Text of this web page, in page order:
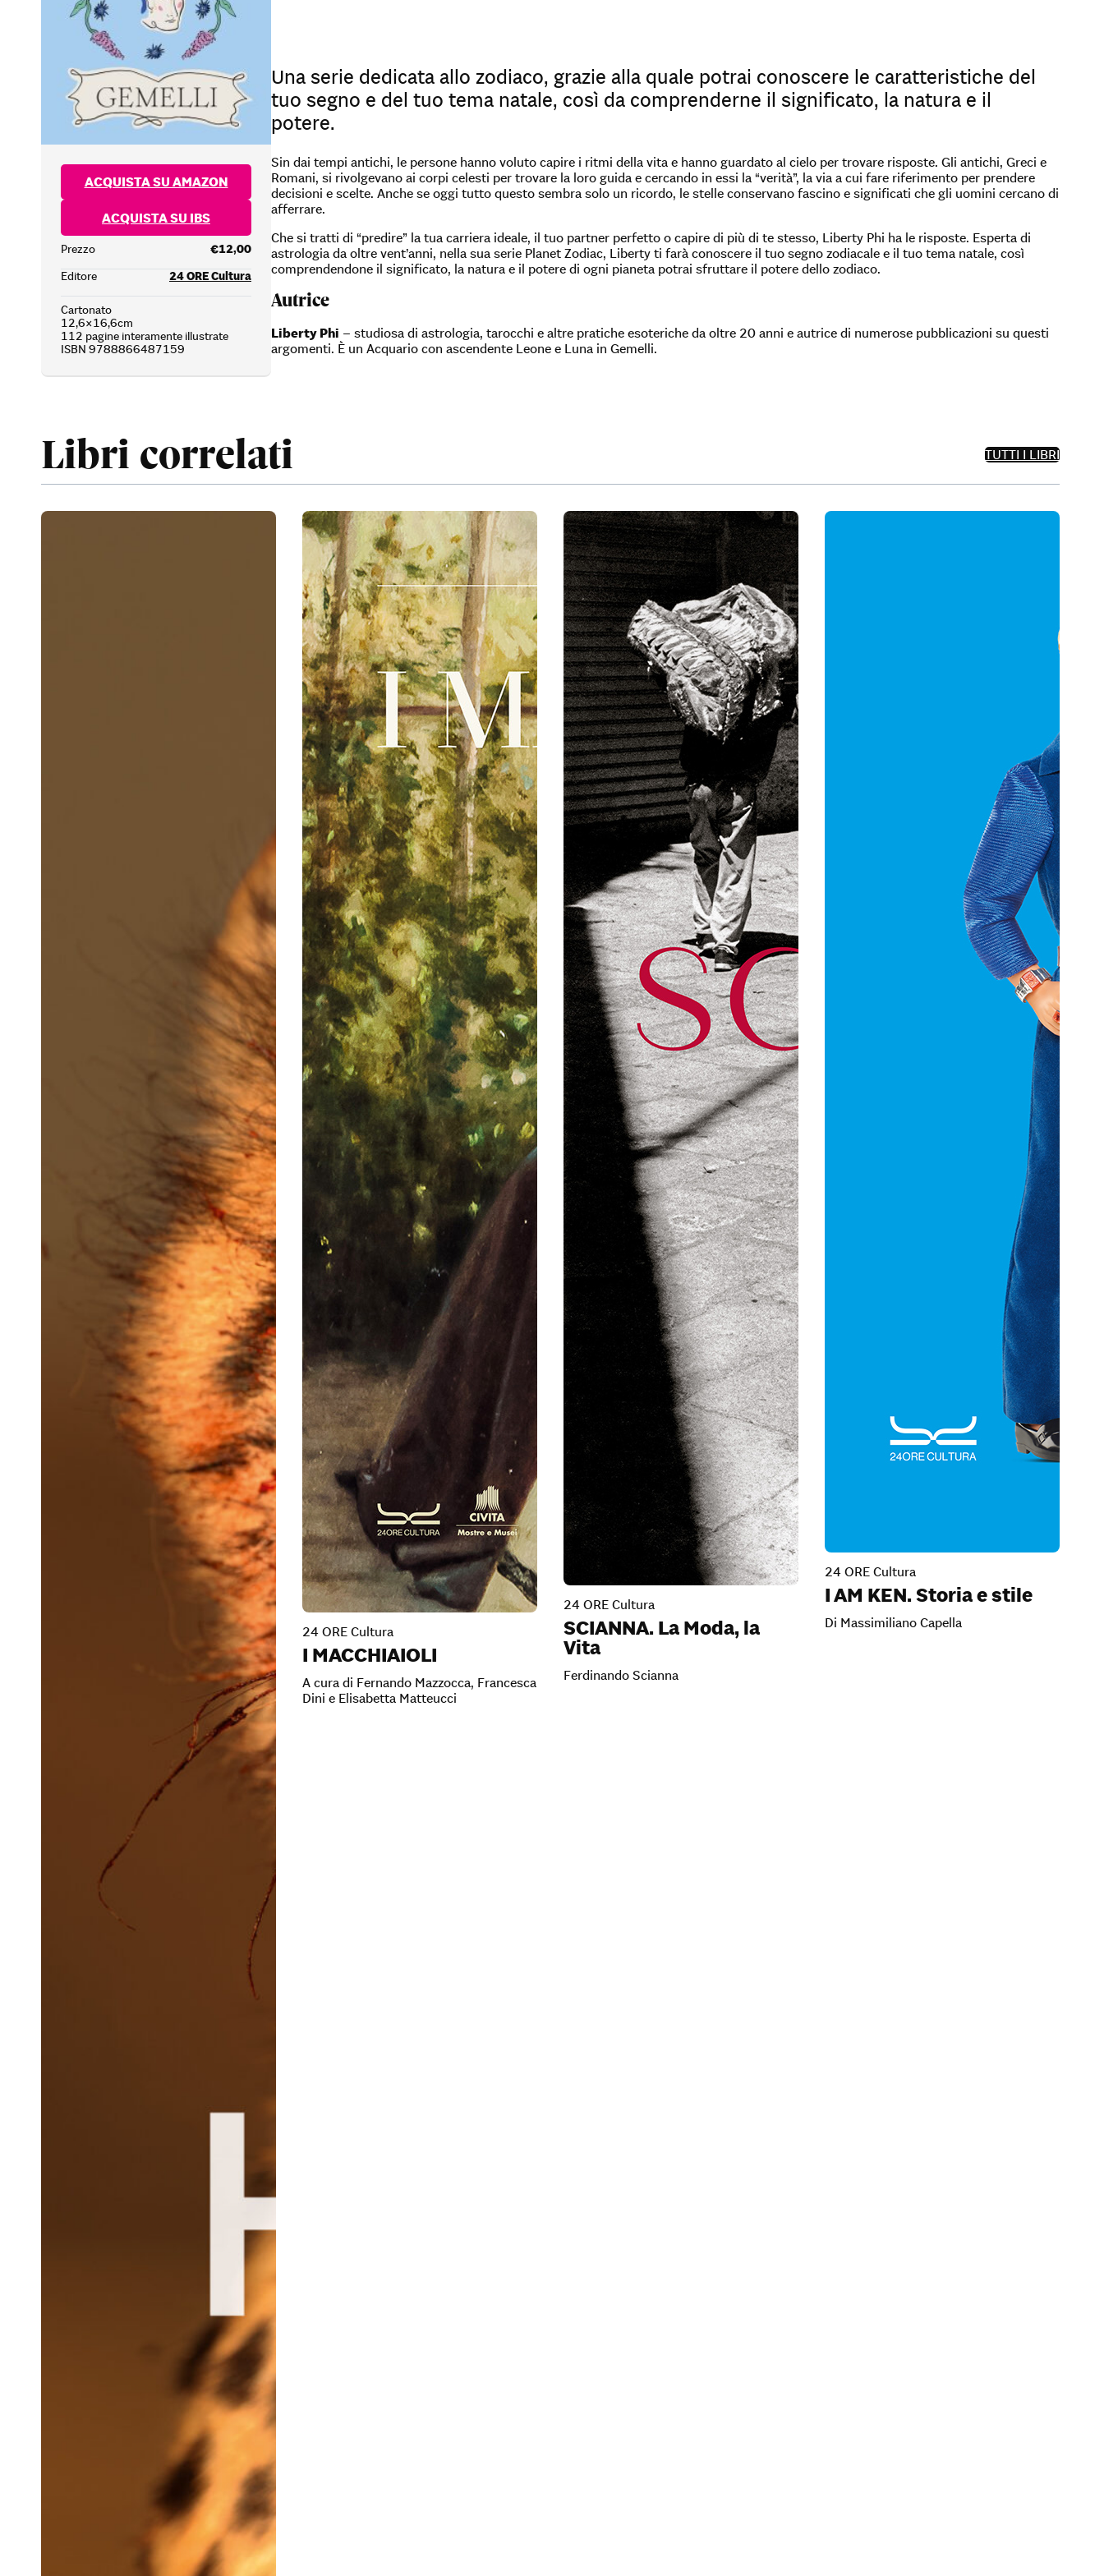
ACQUISTA SU AMAZON
ACQUISTA SU IBS
Prezzo
€12,00
Editore
24 ORE Cultura
Cartonato
12,6×16,6cm
112 pagine interamente illustrate
ISBN 9788866487159
Una serie dedicata allo zodiaco, grazie alla quale potrai conoscere le caratteristiche del
tuo segno e del tuo tema natale, così da comprenderne il significato, la natura e il
potere.
Sin dai tempi antichi, le persone hanno voluto capire i ritmi della vita e hanno guardato al cielo per trovare risposte. Gli antichi, Greci e
Romani, si rivolgevano ai corpi celesti per trovare la loro guida e cercando in essi la “verità”, la via a cui fare riferimento per prendere
decisioni e scelte. Anche se oggi tutto questo sembra solo un ricordo, le stelle conservano fascino e significati che gli uomini cercano di
afferrare.
Che si tratti di “predire” la tua carriera ideale, il tuo partner perfetto o capire di più di te stesso, Liberty Phi ha le risposte. Esperta di
astrologia da oltre vent’anni, nella sua serie Planet Zodiac, Liberty ti farà conoscere il tuo segno zodiacale e il tuo tema natale, così
comprendendone il significato, la natura e il potere di ogni pianeta potrai sfruttare il potere dello zodiaco.
Autrice
Liberty Phi – studiosa di astrologia, tarocchi e altre pratiche esoteriche da oltre 20 anni e autrice di numerose pubblicazioni su questi
argomenti. È un Acquario con ascendente Leone e Luna in Gemelli.
Libri correlati TUTTI I LIBRI
24 ORE Cultura
I MACCHIAIOLI
A cura di Fernando Mazzocca, Francesca
Dini e Elisabetta Matteucci
24 ORE Cultura
SCIANNA. La Moda, la
Vita
Ferdinando Scianna
24 ORE Cultura
I AM KEN. Storia e stile
Di Massimiliano Capella